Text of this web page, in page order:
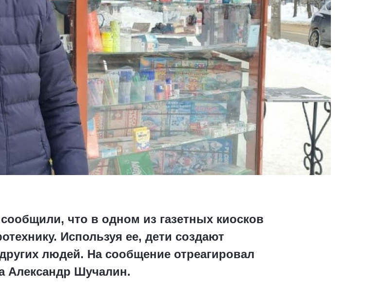
что в одном из газетных киосков
Используя ее, дети создают
людей. На сообщение отреагировал
Александр Шучалин.